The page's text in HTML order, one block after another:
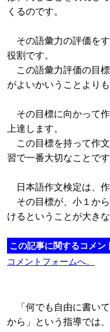
くるのです。
その語彙力の評価を
役割です。
この語彙力評価の目
がよいかいうことより
その目標に向かって
上達します。
この目標を持って作
習で一番大切なことです
日本語作文検定は、作
その目標が、小１か
けるということが大きな
この記事に関するコメン
コメントフォームへ。
「何でも自由に書い
から」という指導では